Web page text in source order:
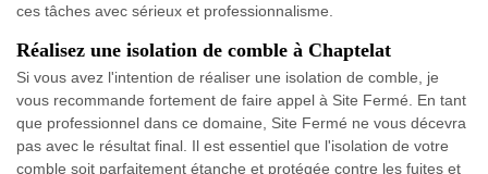
ces tâches avec sérieux et professionnalisme.
Réalisez une isolation de comble à Chaptelat
Si vous avez l'intention de réaliser une isolation de comble, je
vous recommande fortement de faire appel à Site Fermé. En tant
que professionnel dans ce domaine, Site Fermé ne vous décevra
pas avec le résultat final. Il est essentiel que l'isolation de votre
comble soit parfaitement étanche et protégée contre les fuites et